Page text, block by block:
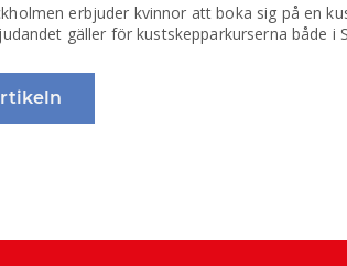
erbjuder kvinnor att boka sig på en
gäller för kustskepparkurserna både i